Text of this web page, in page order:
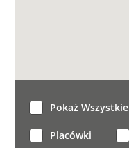
Pokaż Wszystkie
Placówki